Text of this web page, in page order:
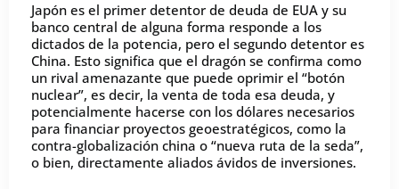
Japón es el primer detentor de deuda de EUA y su
banco central de alguna forma responde a los
dictados de la potencia, pero el segundo detentor es
China. Esto significa que el dragón se confirma como
un rival amenazante que puede oprimir el “botón
nuclear”, es decir, la venta de toda esa deuda, y
potencialmente hacerse con los dólares necesarios
para financiar proyectos geoestratégicos, como la
contra-globalización china o “nueva ruta de la seda”,
o bien, directamente aliados ávidos de inversiones.